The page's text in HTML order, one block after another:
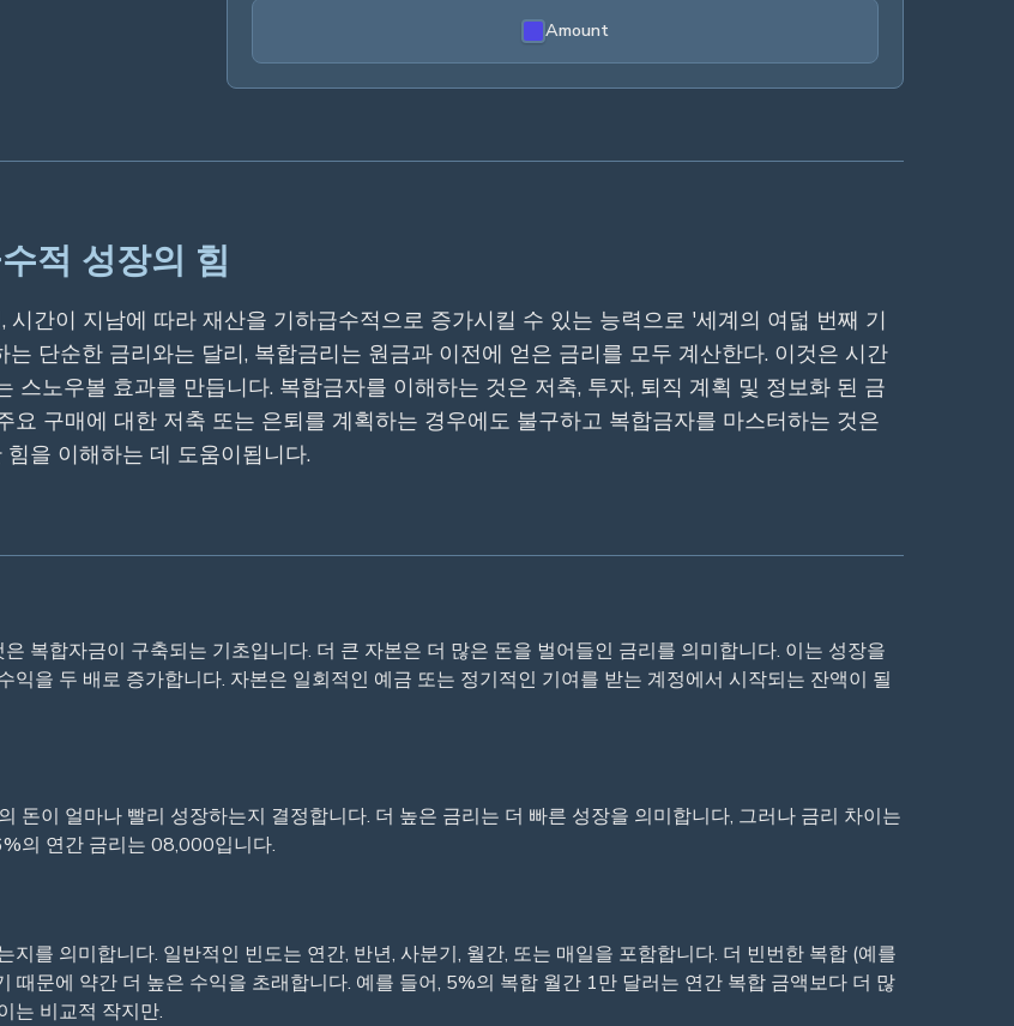
Amount
적 성장의 힘
간이 지남에 따라 재산을 기하급수적으로 증가시킬 수 있는 능력으로 '세계의 여덟 번째 기
단순한 금리와는 달리, 복합금리는 원금과 이전에 얻은 금리를 모두 계산한다. 이것은 시간
스노우볼 효과를 만듭니다. 복합금자를 이해하는 것은 저축, 투자, 퇴직 계획 및 정보화 된 금
요 구매에 대한 저축 또는 은퇴를 계획하는 경우에도 불구하고 복합금자를 마스터하는 것은
을 이해하는 데 도움이됩니다.
복합자금이 구축되는 기초입니다. 더 큰 자본은 더 많은 돈을 벌어들인 금리를 의미합니다. 이는 성장을
을 두 배로 증가합니다. 자본은 일회적인 예금 또는 정기적인 기여를 받는 계정에서 시작되는 잔액이 될
돈이 얼마나 빨리 성장하는지 결정합니다. 더 높은 금리는 더 빠른 성장을 의미합니다, 그러나 금리 차이는
의 연간 금리는 08,000입니다.
를 의미합니다. 일반적인 빈도는 연간, 반년, 사분기, 월간, 또는 매일을 포함합니다. 더 빈번한 복합 (예를
때문에 약간 더 높은 수익을 초래합니다. 예를 들어, 5%의 복합 월간 1만 달러는 연간 복합 금액보다 더 많
는 비교적 작지만.